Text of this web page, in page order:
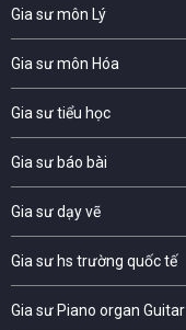
Gia sư môn Lý
Gia sư môn Hóa
Gia sư tiểu học
Gia sư báo bài
Gia sư dạy vẽ
Gia sư hs trường quốc tế
Gia sư Piano organ Guitar